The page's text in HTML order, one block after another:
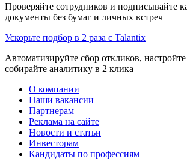
Проверяйте сотрудников и подписывайте
документы без бумаг и личных встреч
Ускорьте подбор в 2 раза с Talantix
Автоматизируйте сбор откликов,
собирайте аналитику в 2 клика
О компании
Наши вакансии
Партнерам
Реклама на сайте
Новости и статьи
Инвесторам
Кандидаты по профессиям